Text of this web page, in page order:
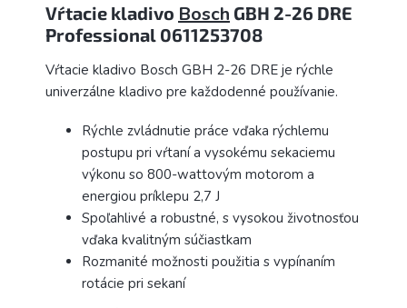
Vŕtacie kladivo Bosch GBH 2-26 DRE
Professional 0611253708
Vŕtacie kladivo Bosch GBH 2-26 DRE je rýchle
univerzálne kladivo pre každodenné používanie.
Rýchle zvládnutie práce vďaka rýchlemu
postupu pri vŕtaní a vysokému sekaciemu
výkonu so 800-wattovým motorom a
energiou príklepu 2,7 J
Spoľahlivé a robustné, s vysokou životnosťou
vďaka kvalitným súčiastkam
Rozmanité možnosti použitia s vypínaním
rotácie pri sekaní